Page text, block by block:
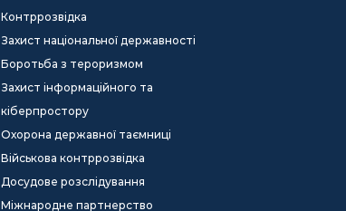
Контррозвідка
Захист національної державності
Боротьба з тероризмом
Захист інформаційного та
кіберпростору
Охорона державної таємниці
Військова контррозвідка
Досудове розслідування
Міжнародне партнерство